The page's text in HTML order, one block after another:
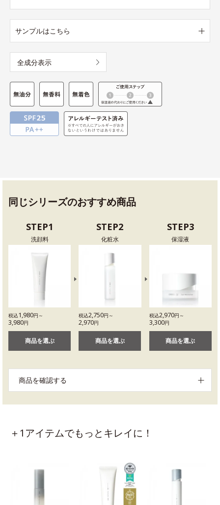
サンプルはこちら
全成分表示
同じシリーズのおすすめ商品
STEP1
洗顔料
税込1,980円～
3,980円
商品を選ぶ
STEP2
化粧水
税込2,750円～
2,970円
商品を選ぶ
STEP3
保湿液
税込2,970円～
3,300円
商品を選ぶ
商品を確認する
＋1アイテムでもっとキレイに！